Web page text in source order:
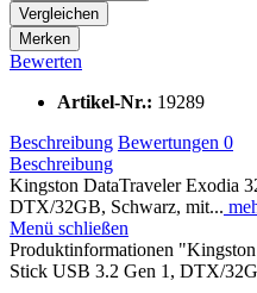
Vergleichen
Merken
Bewerten
Artikel-Nr.: 19289
Beschreibung Bewertungen 0
Beschreibung
Kingston DataTraveler Exodia
DTX/32GB, Schwarz, mit...
Menü schließen
Produktinformationen
Stick USB 3.2 Gen 1, DTX/